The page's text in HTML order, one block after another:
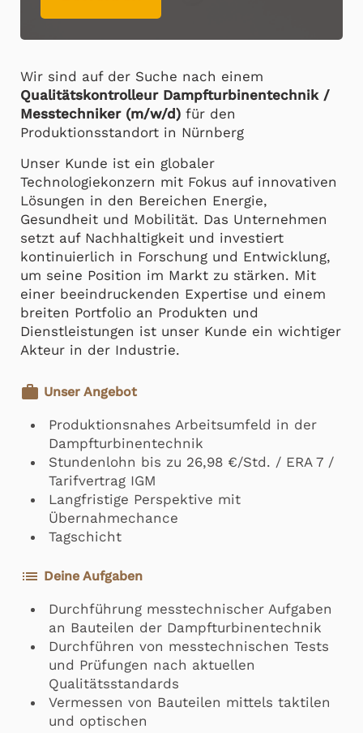
Wir sind auf der Suche nach einem
Qualitätskontrolleur Dampfturbinentechnik /
Messtechniker (m/w/d) für den
Produktionsstandort in Nürnberg
Unser Kunde ist ein globaler
Technologiekonzern mit Fokus auf innovativen
Lösungen in den Bereichen Energie,
Gesundheit und Mobilität. Das Unternehmen
setzt auf Nachhaltigkeit und investiert
kontinuierlich in Forschung und Entwicklung,
um seine Position im Markt zu stärken. Mit
einer beeindruckenden Expertise und einem
breiten Portfolio an Produkten und
Dienstleistungen ist unser Kunde ein wichtiger
Akteur in der Industrie.
work Unser Angebot
Produktionsnahes Arbeitsumfeld in der
Dampfturbinentechnik
Stundenlohn bis zu 26,98 €/Std. / ERA 7 /
Tarifvertrag IGM
Langfristige Perspektive mit
Übernahmechance
Tagschicht
list Deine Aufgaben
Durchführung messtechnischer Aufgaben
an Bauteilen der Dampfturbinentechnik
Durchführen von messtechnischen Tests
und Prüfungen nach aktuellen
Qualitätsstandards
Vermessen von Bauteilen mittels taktilen
und optischen